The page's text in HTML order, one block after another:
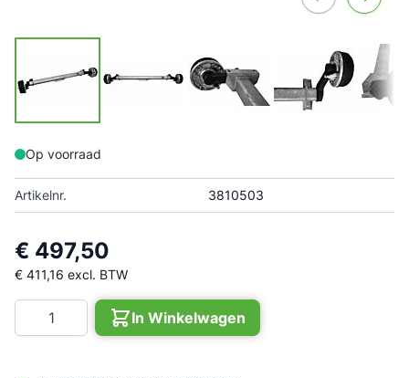
Op voorraad
Artikelnr. 3810503
€ 497,50
€ 411,16 excl. BTW
Aantal
In Winkelwagen